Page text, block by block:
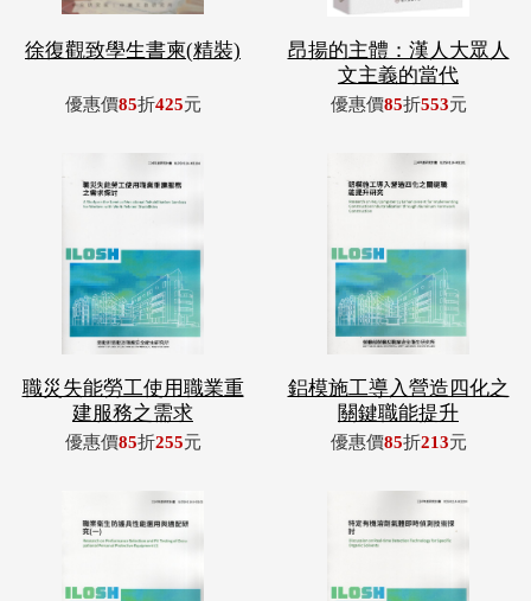
徐復觀致學生書柬(精裝)
優惠價85折425元
昂揚的主體：漢人大眾人
文主義的當代
優惠價85折553元
職災失能勞工使用職業重
建服務之需求
優惠價85折255元
鋁模施工導入營造四化之
關鍵職能提升
優惠價85折213元